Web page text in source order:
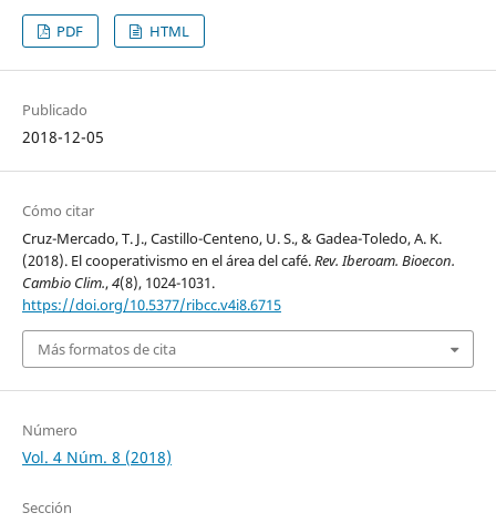
PDF HTML
Publicado
2018-12-05
Cómo citar
Cruz-Mercado, T. J., Castillo-Centeno, U. S., & Gadea-Toledo, A. K.
(2018). El cooperativismo en el área del café.Rev. Iberoam. Bioecon.
Cambio Clim.,4(8), 1024-1031.
https://doi.org/10.5377/ribcc.v4i8.6715
Más formatos de cita
Número
Vol. 4 Núm. 8 (2018)
Sección